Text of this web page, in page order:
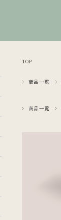
TOP
商品一覧
商品一覧